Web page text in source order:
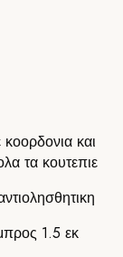
και
τα κουτεπιε
1.5 εκ